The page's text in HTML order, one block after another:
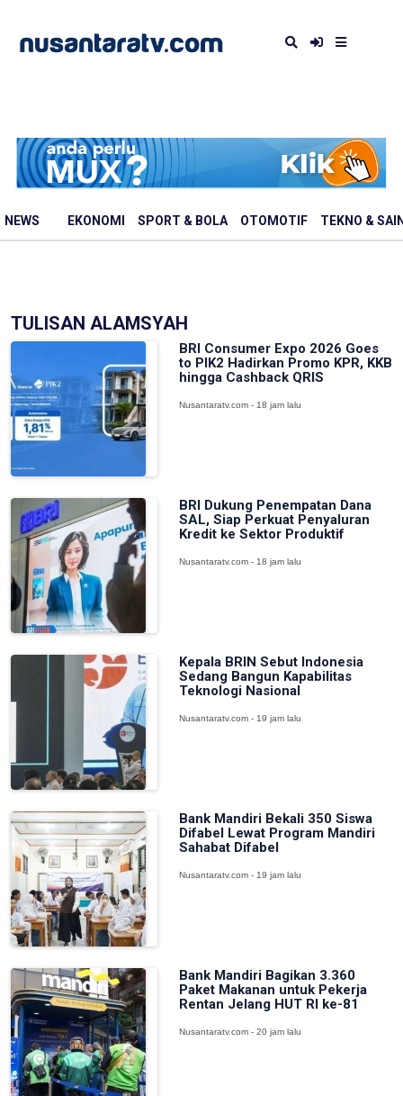
NEWS EKONOMI SPORT & BOLA OTOMOTIF TEKNO &
TULISAN ALAMSYAH
BRI Consumer Expo 2026 Goes
to PIK2 Hadirkan Promo KPR, KKB
hingga Cashback QRIS
Nusantaratv.com - 18 jam lalu
BRI Dukung Penempatan Dana
SAL, Siap Perkuat Penyaluran
Kredit ke Sektor Produktif
Nusantaratv.com - 18 jam lalu
Kepala BRIN Sebut Indonesia
Sedang Bangun Kapabilitas
Teknologi Nasional
Nusantaratv.com - 19 jam lalu
Bank Mandiri Bekali 350 Siswa
Difabel Lewat Program Mandiri
Sahabat Difabel
Nusantaratv.com - 19 jam lalu
Bank Mandiri Bagikan 3.360
Paket Makanan untuk Pekerja
Rentan Jelang HUT RI ke-81
Nusantaratv.com - 20 jam lalu